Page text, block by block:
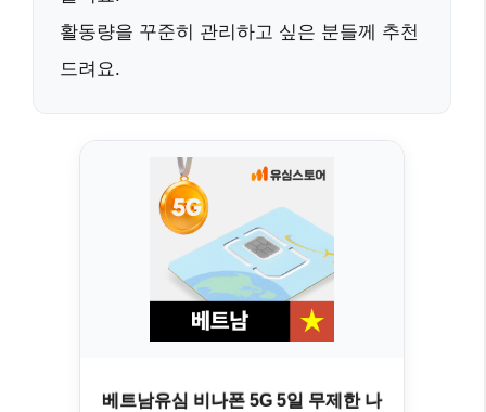
활동량을 꾸준히 관리하고 싶은 분들께 추천
드려요.
베트남유심 비나폰 5G 5일 무제한 나